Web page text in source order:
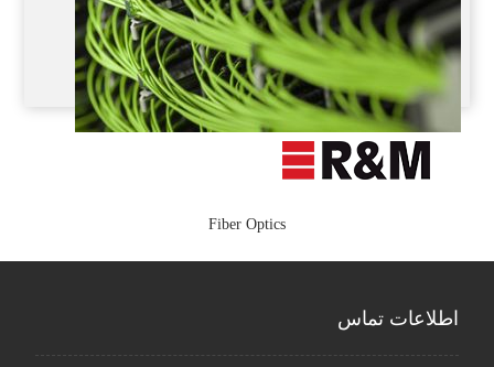
Fiber Optics
اطلاعات تماس